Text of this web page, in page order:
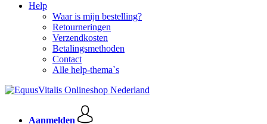
Help
Waar is mijn bestelling?
Retourneringen
Verzendkosten
Betalingsmethoden
Contact
Alle help-thema`s
Aanmelden